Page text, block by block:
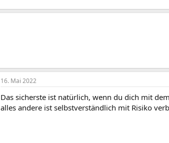
16. Mai 2022
Das sicherste ist natürlich, wenn du dich mit
alles andere ist selbstverständlich mit Risiko